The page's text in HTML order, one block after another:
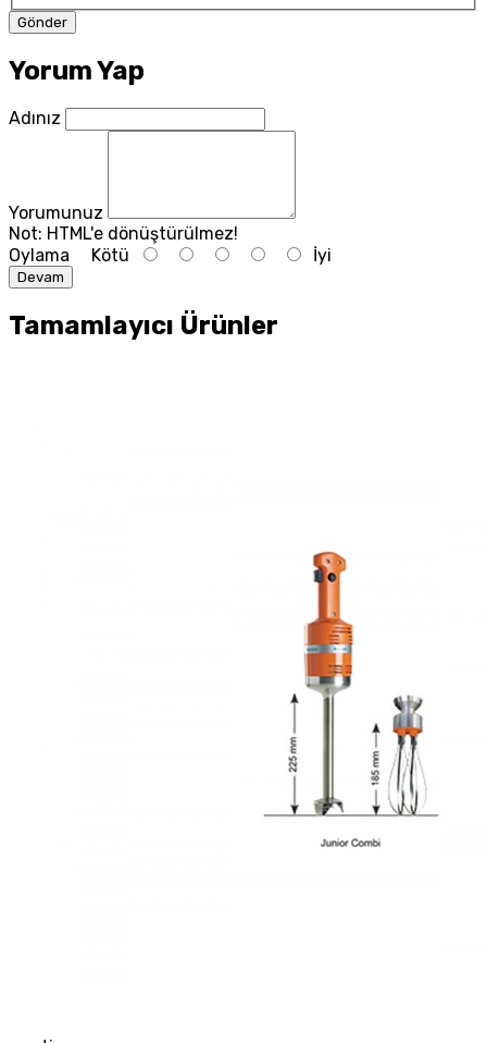
Yorum Yap
Adınız
Yorumunuz
Not: HTML'e dönüştürülmez!
Oylama Kötü İyi
Devam
Tamamlayıcı Ürünler